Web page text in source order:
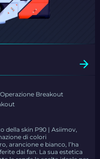
Breakout
della skin P90 | Asiimov,
di colori
arancione e bianco, l’ha
dai fan. La sua estetica